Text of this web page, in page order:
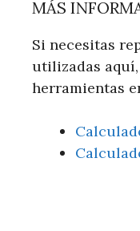
MÁS
Si necesitas
utilizadas
herramientas